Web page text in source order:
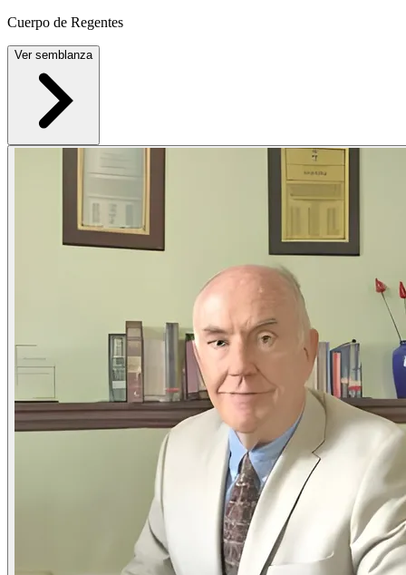
Cuerpo de Regentes
Ver semblanza